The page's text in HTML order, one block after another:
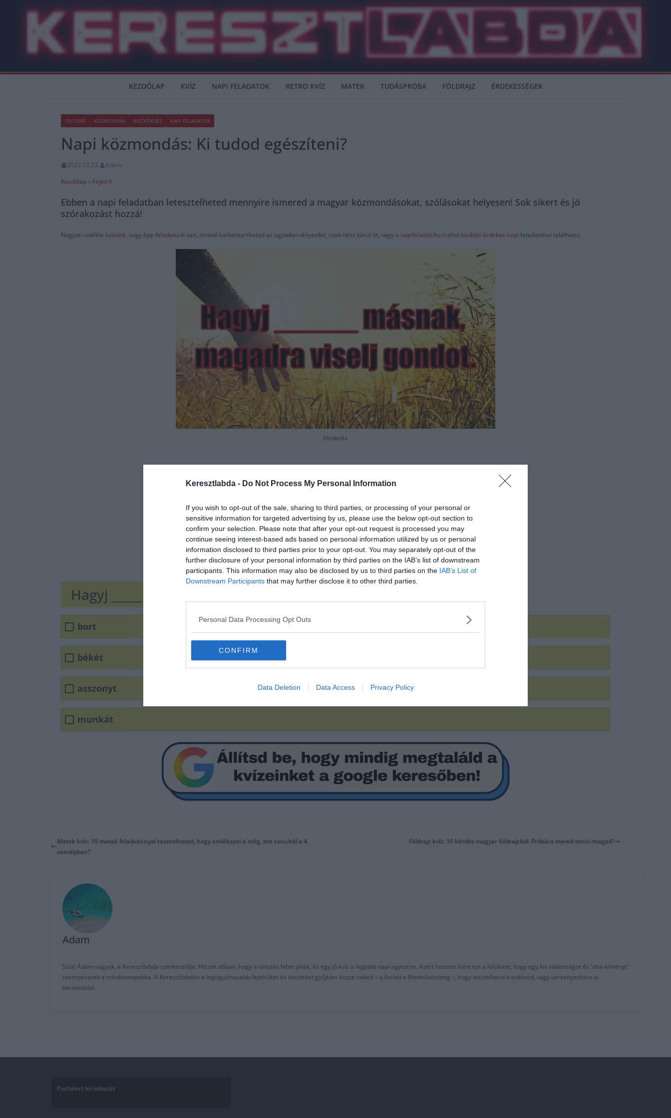
Keresztlabda - Do Not Process My Personal Information
If you wish to opt-out of the sale, sharing to third parties, or processing of your personal or
sensitive information for targeted advertising by us, please use the below opt-out section to
confirm your selection. Please note that after your opt-out request is processed you may
continue seeing interest-based ads based on personal information utilized by us or personal
information disclosed to third parties prior to your opt-out. You may separately opt-out of the
further disclosure of your personal information by third parties on the IAB’s list of downstream
participants. This information may also be disclosed by us to third parties on the IAB’s List of
Downstream Participants that may further disclose it to other third parties.
Personal Data Processing Opt Outs
CONFIRM
Data Deletion Data Access Privacy Policy
KEZDŐLAP KVÍZ NAPI FELADATOK RETRO KVÍZ MATEK TUDÁSPRÓBA FÖLDRAJZ ÉRDEKESSÉGEK
FEJTÖRŐ KÖZMONDÁS KVÍZKÉRDÉS NAPI FELADATOK
Napi közmondás: Ki tudod egészíteni?
2023.10.23.
Adam
Kezdőlap » Fejtörő
Ebben a napi feladatban letesztelheted mennyire ismered a magyar közmondásokat, szólásokat helyesen! Sok sikert és jó
szórakozást hozzá!
Nagyon sokféle kvízünk, vagy éppfeladatunkvan, amivel karbantarthatod az agytekervényeidet, csak nézz körül itt, vagy a napifeladat.hu-n ahol további érdekes napi feladatokat találhatsz.
Hirdetés
Hagyj _____ másnak, magadra viselj gondot.
bort
békét
asszonyt
munkát
Matek kvíz: 10 matek feladvánnyal tesztelheted, hogy emlékszel-e még, mit tanultál a 4.
osztályban?
Földrajz kvíz: 10 kérdés magyar földrajzból. Próbára mered tenni magad?
Adam
Szia! Ádám vagyok, a Keresztlabda szerkesztője. Hiszek abban, hogy a tanulás lehet játék, és egy jó kvíz a legjobb napi agytorna. Azért hoztam létre ezt a felületet, hogy egy kis vidámságot és 'aha-élményt'
csempésszek a mindennapokba. A Keresztlabdán a legizgalmasabb fejtörőket és teszteket gyűjtöm össze neked – a focitól a filmművészetig –, hogy tesztelhesd a tudásod, vagy versenyezhess a
barátaiddal.
Pushalert leíratkozás